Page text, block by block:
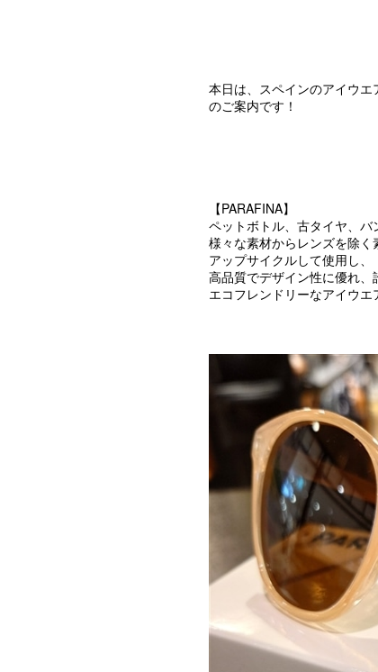
本日は、スペインのアイウエ
のご案内です！
【PARAFINA】
ペットボトル、古タイヤ、バ
様々な素材からレンズを除く
アップサイクルして使用し、
高品質でデザイン性に優れ
エコフレンドリーなアイウエ